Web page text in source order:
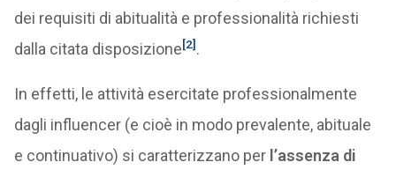
dei requisiti di abitualità e professionalità richiesti
dalla citata disposizione[2] .
In effetti, le attività esercitate professionalmente
dagli influencer (e cioè in modo prevalente, abituale
e continuativo) si caratterizzano perl’assenza di